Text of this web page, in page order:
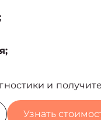
и
Узнать